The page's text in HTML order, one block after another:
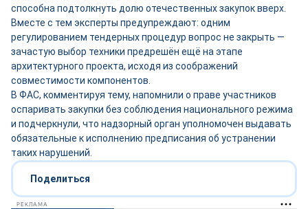
способна подтолкнуть долю отечественных закупок вверх.
Вместе с тем эксперты предупреждают: одним
регулированием тендерных процедур вопрос не закрыть —
зачастую выбор техники предрешён ещё на этапе
архитектурного проекта, исходя из соображений
совместимости компонентов.
В ФАС, комментируя тему, напомнили о праве участников
оспаривать закупки без соблюдения национального режима
и подчеркнули, что надзорный орган уполномочен выдавать
обязательные к исполнению предписания об устранении
таких нарушений.
Поделиться
РЕКЛАМА